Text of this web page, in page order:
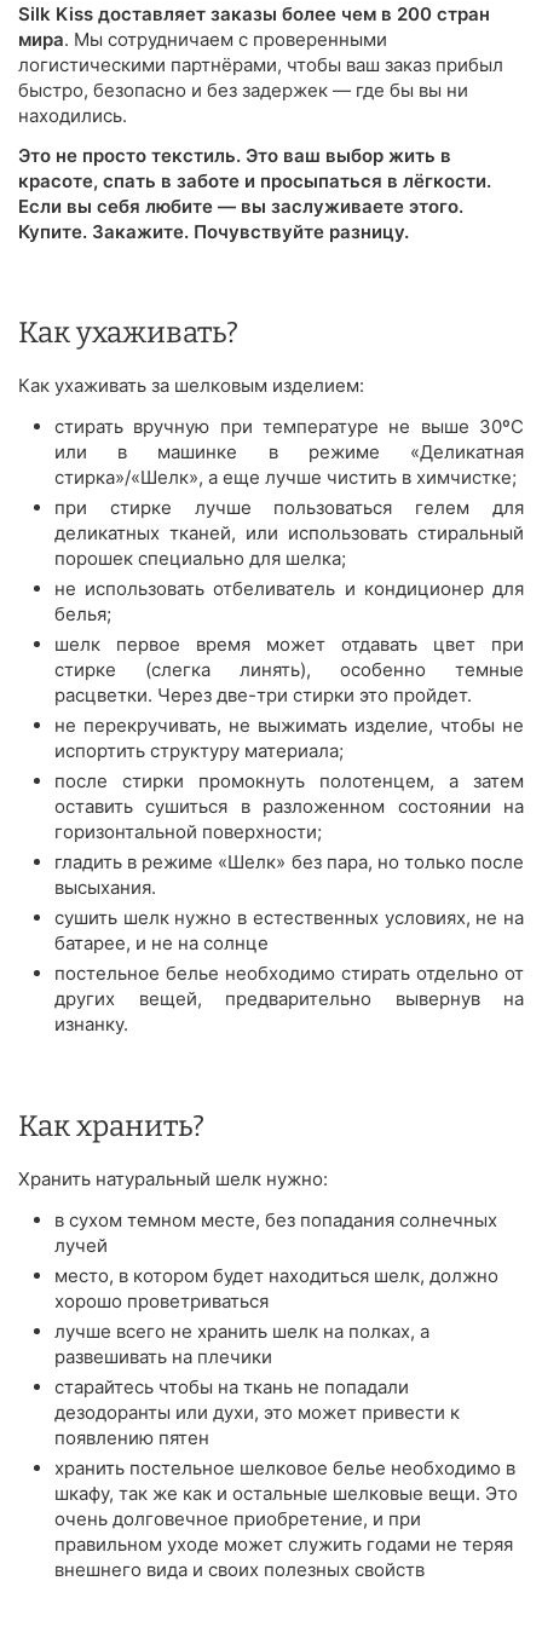
Silk Kiss доставляет заказы более чем в 200 стран
мира. Мы сотрудничаем с проверенными
логистическими партнёрами, чтобы ваш заказ прибыл
быстро, безопасно и без задержек — где бы вы ни
находились.
Это не просто текстиль. Это ваш выбор жить в
красоте, спать в заботе и просыпаться в лёгкости.
Если вы себя любите — вы заслуживаете этого.
Купите. Закажите. Почувствуйте разницу.
Как ухаживать?
Как ухаживать за шелковым изделием:
стирать вручную при температуре не выше 30ºС
или в машинке в режиме «Деликатная
стирка»/«Шелк», а еще лучше чистить в химчистке;
при стирке лучше пользоваться гелем для
деликатных тканей, или использовать стиральный
порошек специально для шелка;
не использовать отбеливатель и кондиционер для
белья;
шелк первое время может отдавать цвет при
стирке (слегка линять), особенно темные
расцветки. Через две-три стирки это пройдет.
не перекручивать, не выжимать изделие, чтобы не
испортить структуру материала;
после стирки промокнуть полотенцем, а затем
оставить сушиться в разложенном состоянии на
горизонтальной поверхности;
гладить в режиме «Шелк» без пара, но только после
высыхания.
сушить шелк нужно в естественных условиях, не на
батарее, и не на солнце
постельное белье необходимо стирать отдельно от
других вещей, предварительно вывернув на
изнанку.
Как хранить?
Хранить натуральный шелк нужно:
в сухом темном месте, без попадания солнечных
лучей
место, в котором будет находиться шелк, должно
хорошо проветриваться
лучше всего не хранить шелк на полках, а
развешивать на плечики
старайтесь чтобы на ткань не попадали
дезодоранты или духи, это может привести к
появлению пятен
хранить постельное шелковое белье необходимо в
шкафу, так же как и остальные шелковые вещи. Это
очень долговечное приобретение, и при
правильном уходе может служить годами не теряя
внешнего вида и своих полезных свойств